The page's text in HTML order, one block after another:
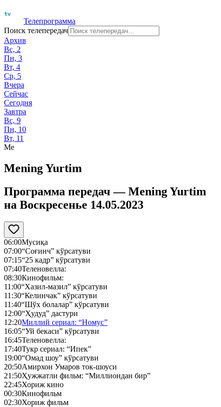
Телепрограмма
Поиск телепередач
Архив
Вс, 2
Пн, 3
Вт, 4
Ср, 5
Вчера
Сейчас
Сегодня
Завтра
Вс, 9
Пн, 10
Вт, 11
Me
Mening Yurtim
Программа передач —Mening Yurtim
на Воскресенье 14.05.2023
06:00Мусиқа
07:00“Соғинч” кўрсатуви
07:15“25 кадр” кўрсатуви
07:40Теленовелла:
08:30Кинофильм:
11:00“Хазил-мазил” кўрсатуви
11:30“Келинчак” кўрсатуви
11:40“Шўх болалар” кўрсатуви
12:00“Ҳудуд” дастури
12:20Миллий сериал: “Номус”
16:05“Уй бекаси” кўрсатуви
16:45Теленовелла:
17:40Тукр сериал: “Ипек”
19:00“Омад шоу” кўрсатуви
20:50Амирхон Умаров ток-шоуси
21:50Ҳужжатли фильм: “Миллиондан бир”
22:45Хориж кино
00:30Кинофильм
02:30Хориж фильм